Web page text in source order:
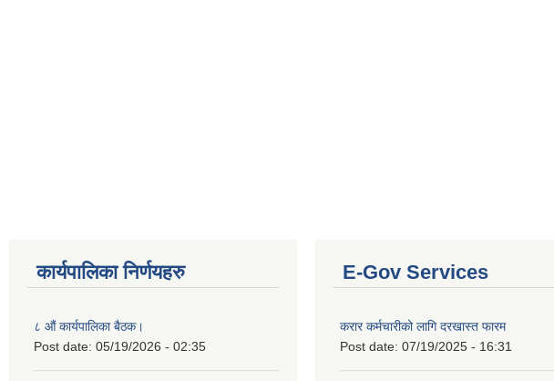
कार्यपालिका निर्णयहरु
८ औं कार्यपालिका बैठक।
Post date: 05/19/2026 - 02:35
E-Gov Services
करार कर्मचारीको लागि दरखास्त फारम
Post date: 07/19/2025 - 16:31